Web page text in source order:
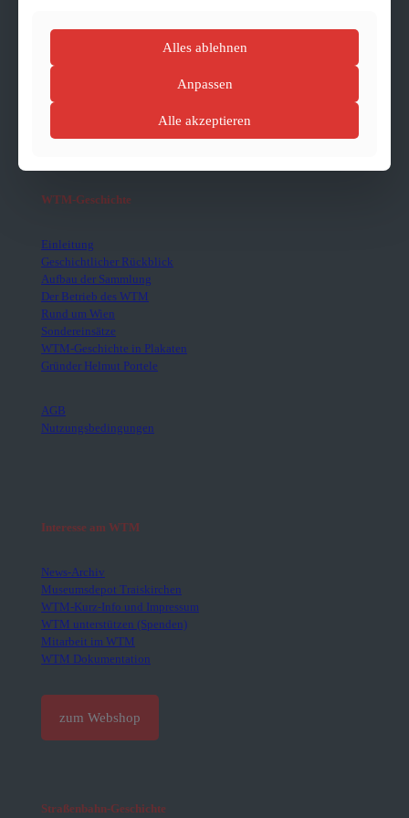
Führungen & Events
WTM-Geschichte
Einleitung
Geschichtlicher Rückblick
Aufbau der Sammlung
Der Betrieb des WTM
Rund um Wien
Sondereinsätze
WTM-Geschichte in Plakaten
Gründer Helmut Portele
AGB
Nutzungsbedingungen
Interesse am WTM
News-Archiv
Museumsdepot Traiskirchen
WTM-Kurz-Info und Impressum
WTM unterstützen (Spenden)
Mitarbeit im WTM
WTM Dokumentation
zum Webshop
Straßenbahn-Geschichte
Alles ablehnen
Anpassen
Alle akzeptieren